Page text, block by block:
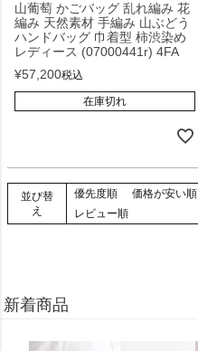
山葡萄 かごバッグ 乱れ編み 花
編み 天然素材 手編み 山ぶどう
ハンドバッグ 巾着型 柿渋染め
レディース (07000441r) 4FA
¥57,200税込
在庫切れ
並び替
え
優先度順 価格が安い順
レビュー順
新着商品